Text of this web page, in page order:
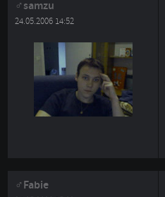
samzu
24.05.2006 14:52
Fabie